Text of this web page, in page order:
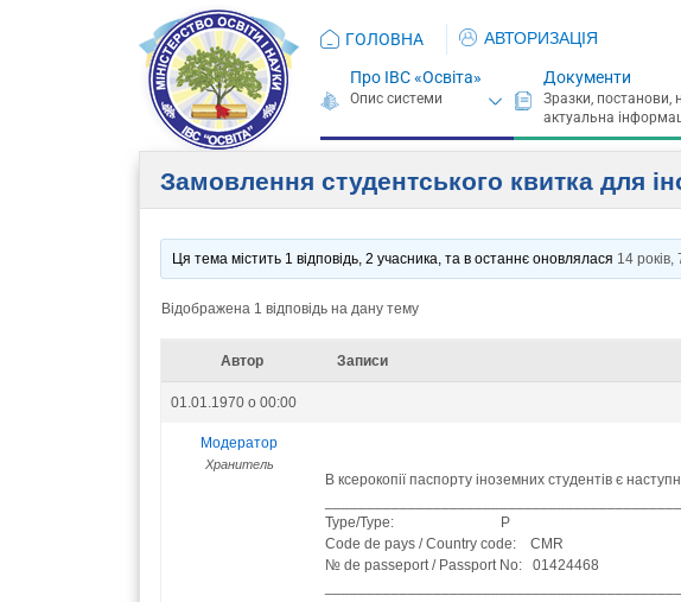
ГОЛОВНА АВТОРИЗАЦІЯ
Про ІВС «Освіта» Документи
Замовлення студентського квитка для
Ця тема містить 1 відповідь, 2 учасника, та в останнє оновлялася 14 років,
Відображена 1 відповідь на дану тему
Автор Записи
01.01.1970 о 00:00
Модератор
Хранитель
В ксерокопії паспорту іноземних студентів є
Type/Type: P
Code de pays / Country code: CMR
№ de passeport / Passport No: 01424468